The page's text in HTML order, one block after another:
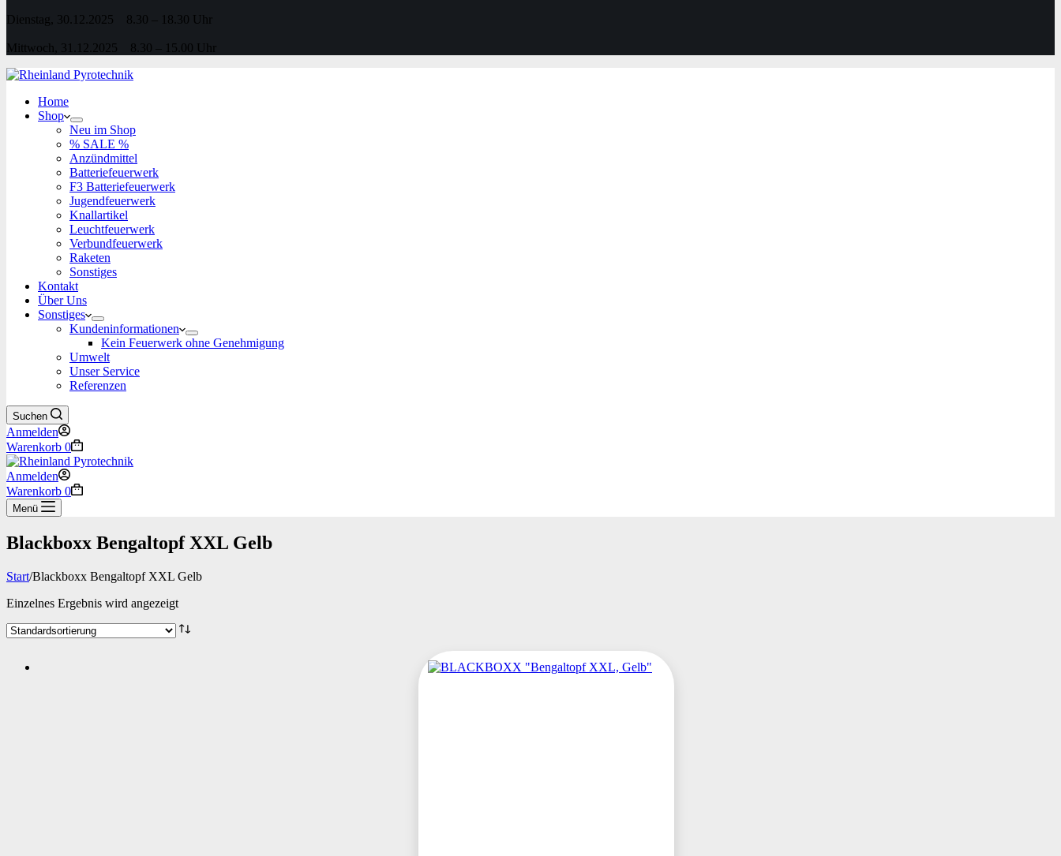
Dienstag, 30.12.2025 8.30 – 18.30 Uhr
Mittwoch, 31.12.2025 8.30 – 15.00 Uhr
Home
Shop
Neu im Shop
% SALE %
Anzündmittel
Batteriefeuerwerk
F3 Batteriefeuerwerk
Jugendfeuerwerk​
Knallartikel
Leuchtfeuerwerk​
Verbundfeuerwerk
Raketen
Sonstiges
Kontakt
Über Uns
Sonstiges
Kundeninformationen
Kein Feuerwerk ohne Genehmigung
Umwelt
Unser Service
Referenzen
Suchen
Anmelden
Warenkorb 0
Anmelden
Warenkorb 0
Menü
Blackboxx Bengaltopf XXL Gelb
Start/Blackboxx Bengaltopf XXL Gelb
Einzelnes Ergebnis wird angezeigt